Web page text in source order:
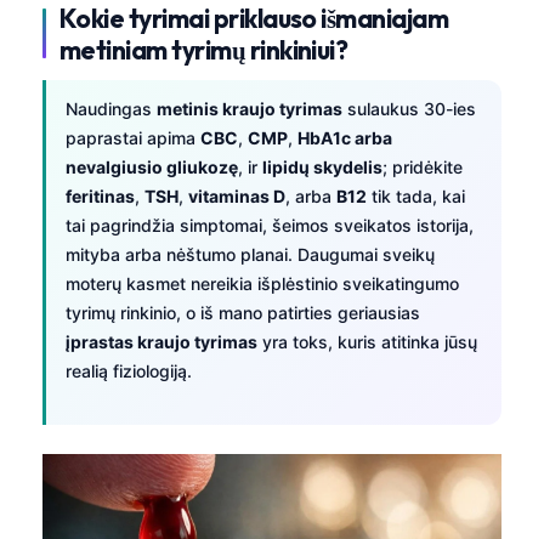
Kokie tyrimai priklauso išmaniajam
metiniam tyrimų rinkiniui?
Naudingas metinis kraujo tyrimas sulaukus 30-ies
paprastai apima CBC, CMP, HbA1c arba
nevalgiusio gliukozę, ir lipidų skydelis; pridėkite
feritinas, TSH, vitaminas D, arba B12 tik tada, kai
tai pagrindžia simptomai, šeimos sveikatos istorija,
mityba arba nėštumo planai. Daugumai sveikų
moterų kasmet nereikia išplėstinio sveikatingumo
tyrimų rinkinio, o iš mano patirties geriausias
įprastas kraujo tyrimas yra toks, kuris atitinka jūsų
realią fiziologiją.